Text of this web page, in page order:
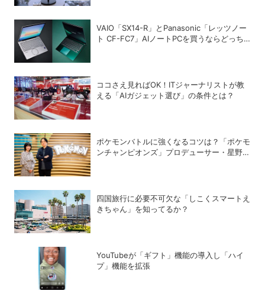
VAIO「SX14-R」とPanasonic「レッツノー
ト CF-FC7」AIノートPCを買うならどっち
ココさえ見ればOK！ITジャーナリストが教
える「AIガジェット選び」の条件とは？
ポケモンバトルに強くなるコツは？「ポケモ
ンチャンピオンズ」プロデューサー・星野正
四国旅行に必要不可欠な「しこくスマートえ
きちゃん」を知ってるか？
YouTubeが「ギフト」機能の導入し「ハイ
プ」機能を拡張